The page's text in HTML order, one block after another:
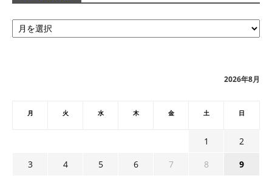
ア
ー
2026年8月
月 火 水 木 金 土 日
1
2
3
4 5 6 7 8
9